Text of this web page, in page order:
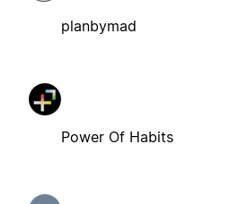
planbymad
Power Of Habits